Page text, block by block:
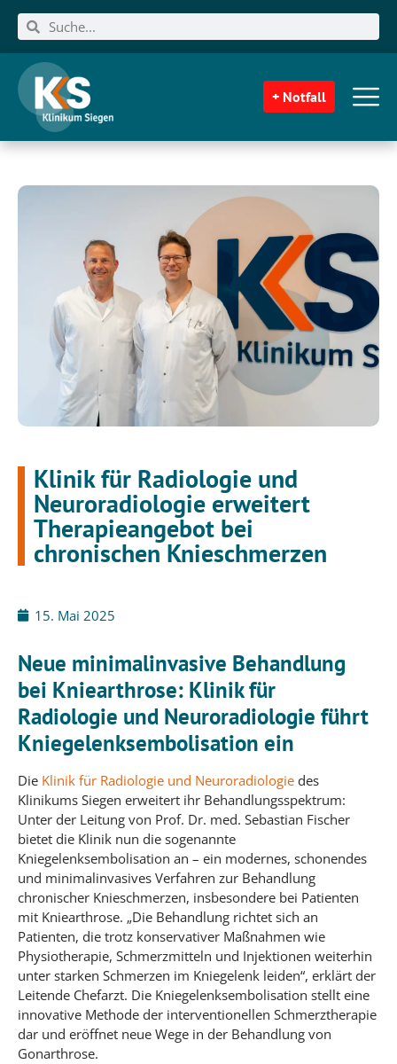
+ Notfall
Klinik für Radiologie und
Neuroradiologie erweitert
Therapieangebot bei
chronischen Knieschmerzen
15. Mai 2025
Neue minimalinvasive Behandlung
bei Kniearthrose: Klinik für
Radiologie und Neuroradiologie führt
Kniegelenksembolisation ein
Die Klinik für Radiologie und Neuroradiologie des
Klinikums Siegen erweitert ihr Behandlungsspektrum:
Unter der Leitung von Prof. Dr. med. Sebastian Fischer
bietet die Klinik nun die sogenannte
Kniegelenksembolisation an – ein modernes, schonendes
und minimalinvasives Verfahren zur Behandlung
chronischer Knieschmerzen, insbesondere bei Patienten
mit Kniearthrose. „Die Behandlung richtet sich an
Patienten, die trotz konservativer Maßnahmen wie
Physiotherapie, Schmerzmitteln und Injektionen weiterhin
unter starken Schmerzen im Kniegelenk leiden“, erklärt der
Leitende Chefarzt. Die Kniegelenksembolisation stellt eine
innovative Methode der interventionellen Schmerztherapie
dar und eröffnet neue Wege in der Behandlung von
Gonarthrose.